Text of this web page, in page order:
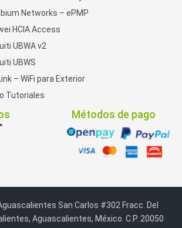
Networks – ePMP
HCIA Access
UBWA v2
UBWS
– WiFi para Exterior
Tutoriales
Métodos de pago
San Carlos #302 Fracc. Del
Aguascalientes, México. C.P. 20050